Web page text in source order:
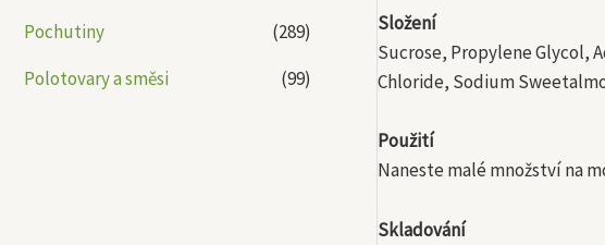
Pochutiny
(289)
Polotovary a směsi
(99)
Složení
Sucrose, Propylene Glycol,
Chloride, Sodium
Použití
Naneste malé množství na
Skladování